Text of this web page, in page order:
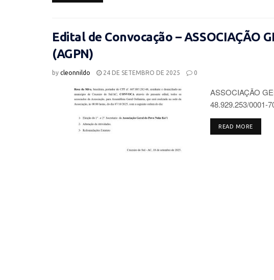
Edital de Convocação – ASSOCIAÇÃO
(AGPN)
by cleonnildo 24 DE SETEMBRO DE 2025 0
ASSOCIAÇÃO
48.929.253/0001-
READ MOREDETAILS